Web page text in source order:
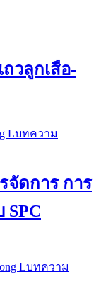
วลูกเสือ-
Lบทความ
จัดการ การ
Lบทความ